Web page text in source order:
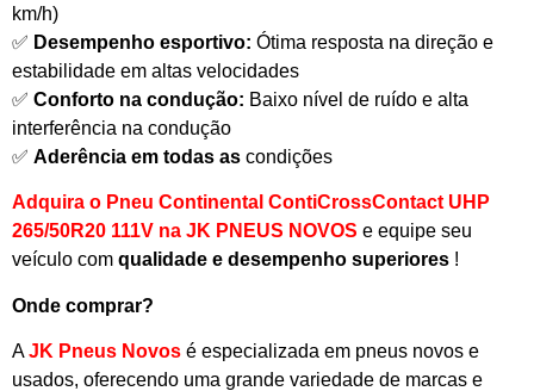
km/h)
✅ Desempenho esportivo: Ótima resposta na direção e
estabilidade em altas velocidades
✅ Conforto na condução: Baixo nível de ruído e alta
interferência na condução
✅ Aderência em todas as condições
Adquira o Pneu Continental ContiCrossContact UHP
265/50R20 111V na JK PNEUS NOVOS e equipe seu
veículo com qualidade e desempenho superiores !
Onde comprar?
AJK Pneus Novos é especializada em pneus novos e
usados, oferecendo uma grande variedade de marcas e